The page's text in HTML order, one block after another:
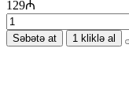
129₼
Səbətə at 1 kliklə al